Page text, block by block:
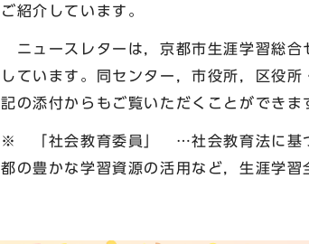
ご紹介しています。
ニュースレターは，京都市生涯学習総
しています。同センター，市役所，区役
記の添付からもご覧いただくことができま
※ 「社会教育委員」 …社会教育法に基づ
都の豊かな学習資源の活用など，生涯学